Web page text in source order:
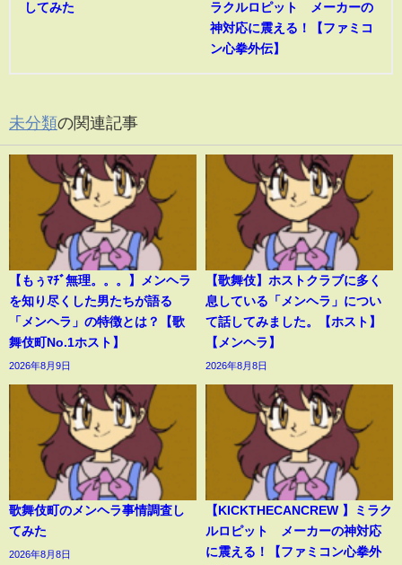
してみた
ラクルロピット メーカーの
神対応に震える！【ファミコ
ン心拳外伝】
未分類の関連記事
【もぅﾏﾁﾞ無理。。。】メンヘラ
を知り尽くした男たちが語る
「メンヘラ」の特徴とは？【歌
舞伎町No.1ホスト】
2026年8月9日
【歌舞伎】ホストクラブに多く
息している「メンヘラ」につい
て話してみました。【ホスト】
【メンヘラ】
2026年8月8日
歌舞伎町のメンヘラ事情調査し
てみた
2026年8月8日
【KICKTHECANCREW 】ミラク
ルロピット メーカーの神対応
に震える！【ファミコン心拳外